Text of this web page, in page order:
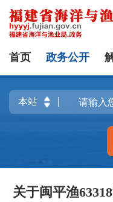
首页 政务公开
关于闽平渔